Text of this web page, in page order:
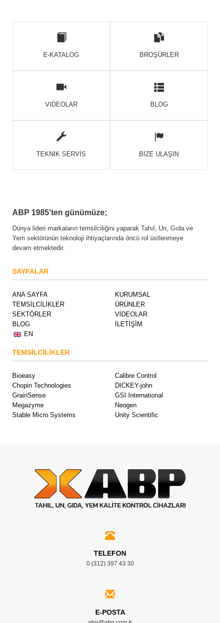
E-KATALOG BROŞÜRLER
VIDEOLAR BLOG
TEKNİK SERVİS BİZE ULAŞIN
ABP 1985'ten günümüze;
Dünya lideri markaların temsilciliğini yaparak Tahıl, Un, Gıda ve
Yem sektörünün teknoloji ihtiyaçlarında öncü rol üstlenmeye
devam etmektedir.
SAYFALAR
ANA SAYFA
KURUMSAL
TEMSİLCİLİKLER
ÜRÜNLER
SEKTÖRLER
VİDEOLAR
BLOG
İLETİŞİM
EN
TEMSİLCİLİKLER
Bioeasy
Calibre Control
Chopin Technologies
DICKEY-john
GrainSense
GSI International
Megazyme
Neogen
Stable Micro Systems
Unity Scientific
TELEFON
0 (312) 397 43 30
E-POSTA